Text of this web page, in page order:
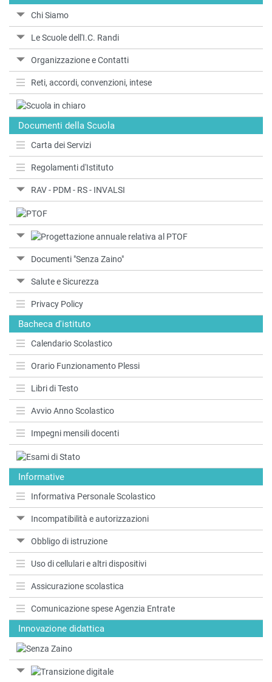
Chi Siamo
Le Scuole dell'I.C. Randi
Organizzazione e Contatti
Reti, accordi, convenzioni, intese
Documenti della Scuola
Carta dei Servizi
Regolamenti d'Istituto
RAV - PDM - RS - INVALSI
Documenti "Senza Zaino"
Salute e Sicurezza
Privacy Policy
Bacheca d'istituto
Calendario Scolastico
Orario Funzionamento Plessi
Libri di Testo
Avvio Anno Scolastico
Impegni mensili docenti
Informative
Informativa Personale Scolastico
Incompatibilità e autorizzazioni
Obbligo di istruzione
Uso di cellulari e altri dispositivi
Assicurazione scolastica
Comunicazione spese Agenzia Entrate
Innovazione didattica